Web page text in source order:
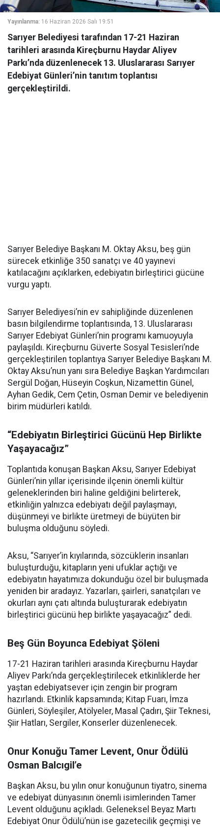
Yayınlanma: 16 Haziran 2026 Salı 19:51
Sarıyer Belediyesi tarafından 17-21 Haziran
tarihleri arasında Kireçburnu Haydar Aliyev
Parkı’nda düzenlenecek 13. Uluslararası Sarıyer
Edebiyat Günleri’nin tanıtım toplantısı
gerçekleştirildi.
Sarıyer Belediye Başkanı M. Oktay Aksu, beş gün
sürecek etkinliğe 350 sanatçı ve 40 yayınevi
katılacağını açıklarken, edebiyatın birleştirici gücüne
vurgu yaptı.
Sarıyer Belediyesi’nin ev sahipliğinde düzenlenen
basın bilgilendirme toplantısında, 13. Uluslararası
Sarıyer Edebiyat Günleri’nin programı kamuoyuyla
paylaşıldı. Kireçburnu Güverte Sosyal Tesisleri’nde
gerçekleştirilen toplantıya Sarıyer Belediye Başkanı M.
Oktay Aksu’nun yanı sıra Belediye Başkan Yardımcıları
Sergül Doğan, Hüseyin Coşkun, Nizamettin Günel,
Ayhan Gedik, Cem Çetin, Osman Demir ve belediyenin
birim müdürleri katıldı.
“Edebiyatın Birleştirici Gücünü Hep Birlikte
Yaşayacağız”
Toplantıda konuşan Başkan Aksu, Sarıyer Edebiyat
Günleri’nin yıllar içerisinde ilçenin önemli kültür
geleneklerinden biri haline geldiğini belirterek,
etkinliğin yalnızca edebiyatı değil paylaşmayı,
düşünmeyi ve birlikte üretmeyi de büyüten bir
buluşma olduğunu söyledi.
Aksu, “Sarıyer’in kıyılarında, sözcüklerin insanları
buluşturduğu, kitapların yeni ufuklar açtığı ve
edebiyatın hayatımıza dokunduğu özel bir buluşmada
yeniden bir aradayız. Yazarları, şairleri, sanatçıları ve
okurları aynı çatı altında buluşturarak edebiyatın
birleştirici gücünü hep birlikte yaşayacağız” dedi.
Beş Gün Boyunca Edebiyat Şöleni
17-21 Haziran tarihleri arasında Kireçburnu Haydar
Aliyev Parkı’nda gerçekleştirilecek etkinliklerde her
yaştan edebiyatsever için zengin bir program
hazırlandı. Etkinlik kapsamında; Kitap Fuarı, İmza
Günleri, Söyleşiler, Atölyeler, Masal Çadırı, Şiir Teknesi,
Şiir Hatları, Sergiler, Konserler düzenlenecek.
Onur Konuğu Tamer Levent, Onur Ödülü
Osman Balcıgil’e
Başkan Aksu, bu yılın onur konuğunun tiyatro, sinema
ve edebiyat dünyasının önemli isimlerinden Tamer
Levent olduğunu açıkladı. Geleneksel Beyaz Martı
Edebiyat Onur Ödülü’nün ise gazetecilik geçmişi ve